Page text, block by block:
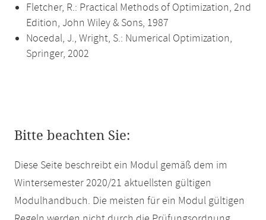
Fletcher, R.: Practical Methods of Optimization, 2nd
Edition, John Wiley & Sons, 1987
Nocedal, J., Wright, S.: Numerical Optimization,
Springer, 2002
Bitte beachten Sie:
Diese Seite beschreibt ein Modul gemäß dem im
Wintersemester 2020/21 aktuellsten gültigen
Modulhandbuch. Die meisten für ein Modul gültigen